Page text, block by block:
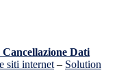
Cancellazione Dati
siti internet – Solution